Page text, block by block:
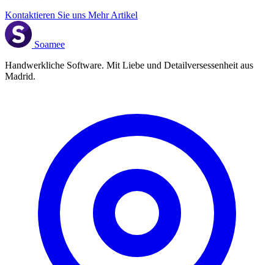
Kontaktieren Sie uns Mehr Artikel
Soamee
Handwerkliche Software. Mit Liebe und Detailversessenheit aus
Madrid.